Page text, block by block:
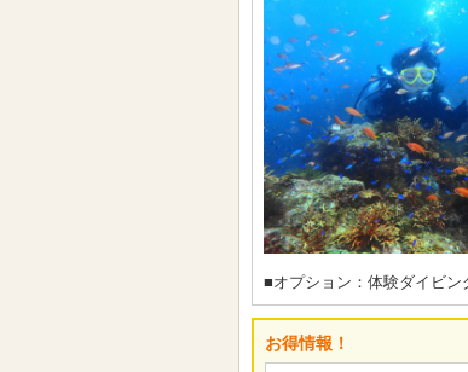
■オプション：体験ダイビン
お得情報！